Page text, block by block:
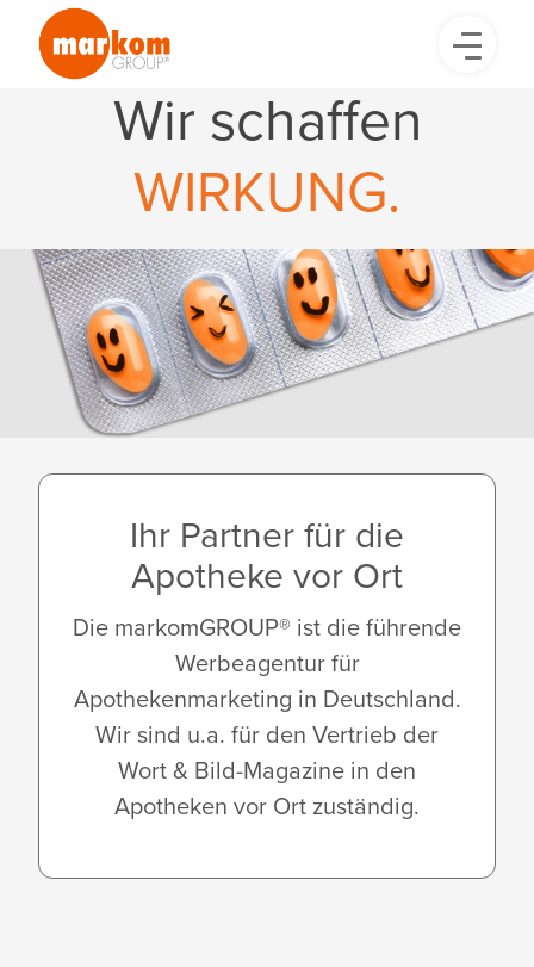
Wir schaffen
WIRKUNG.
Ihr Partner für die
Apotheke vor Ort
Die markomGROUP® ist die führende
Werbeagentur für
Apothekenmarketing in Deutschland.
Wir sind u.a. für den Vertrieb der
Wort & Bild-Magazine in den
Apotheken vor Ort zuständig.